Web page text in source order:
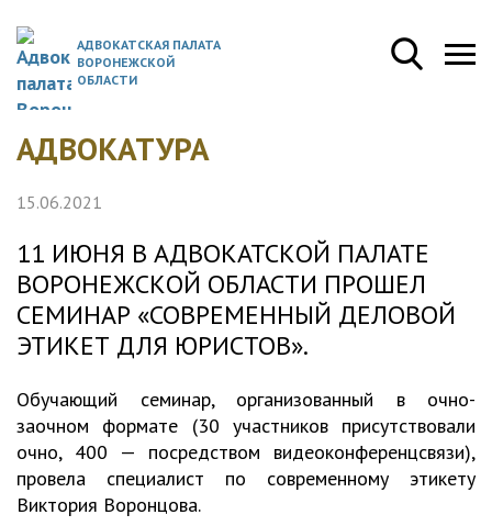
АДВОКАТСКАЯ ПАЛАТА
ВОРОНЕЖСКОЙ
ОБЛАСТИ
АДВОКАТУРА
15.06.2021
11 ИЮНЯ В АДВОКАТСКОЙ ПАЛАТЕ
ВОРОНЕЖСКОЙ ОБЛАСТИ ПРОШЕЛ
СЕМИНАР «СОВРЕМЕННЫЙ ДЕЛОВОЙ
ЭТИКЕТ ДЛЯ ЮРИСТОВ».
Обучающий семинар, организованный в очно-
заочном формате (30 участников присутствовали
очно, 400 — посредством видеоконференцсвязи),
провела специалист по современному этикету
Виктория Воронцова.